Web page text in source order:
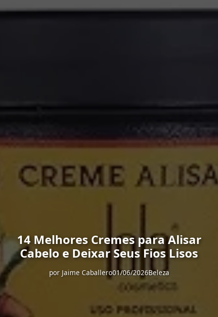
14 Melhores Cremes para Alisar
Cabelo e Deixar Seus Fios Lisos
por Jaime Caballero01/06/2026Beleza